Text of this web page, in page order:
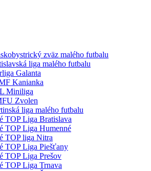
zväz malého futbalu
liga malého futbalu
Galanta
Kanianka
Miniliga
Zvolen
liga malého futbalu
TOP Liga Bratislava
TOP Liga Humenné
TOP liga Nitra
TOP Liga Piešťany
TOP Liga Prešov
TOP Liga Trnava